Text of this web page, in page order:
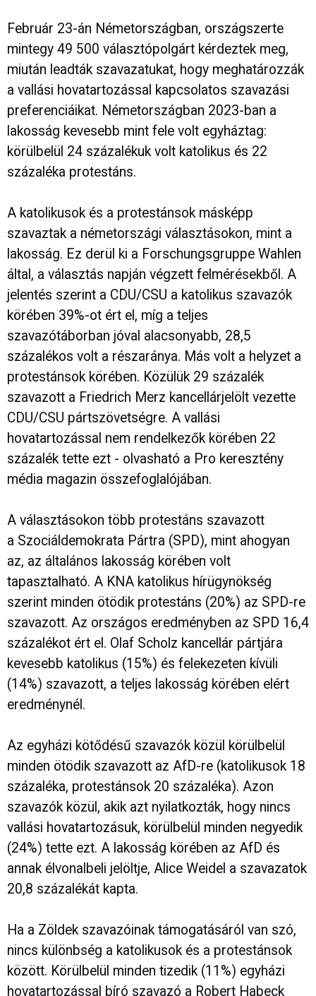
Február 23-án Németországban, országszerte
mintegy 49 500 választópolgárt kérdeztek meg,
miután leadták szavazatukat, hogy meghatározzák
a vallási hovatartozással kapcsolatos szavazási
preferenciáikat. Németországban 2023-ban a
lakosság kevesebb mint fele volt egyháztag:
körülbelül 24 százalékuk volt katolikus és 22
százaléka protestáns.
A katolikusok és a protestánsok másképp
szavaztak a németországi választásokon, mint a
lakosság. Ez derül ki a Forschungsgruppe Wahlen
által, a választás napján végzett felmérésekből. A
jelentés szerint a CDU/CSU a katolikus szavazók
körében 39%-ot ért el, míg a teljes
szavazótáborban jóval alacsonyabb, 28,5
százalékos volt a részaránya. Más volt a helyzet a
protestánsok körében. Közülük 29 százalék
szavazott a Friedrich Merz kancellárjelölt vezette
CDU/CSU pártszövetségre. A vallási
hovatartozással nem rendelkezők körében 22
százalék tette ezt - olvasható a Pro keresztény
média magazin összefoglalójában.
A választásokon több protestáns szavazott
a Szociáldemokrata Pártra (SPD), mint ahogyan
az, az általános lakosság körében volt
tapasztalható. A KNA katolikus hírügynökség
szerint minden ötödik protestáns (20%) az SPD-re
szavazott. Az országos eredményben az SPD 16,4
százalékot ért el. Olaf Scholz kancellár pártjára
kevesebb katolikus (15%) és felekezeten kívüli
(14%) szavazott, a teljes lakosság körében elért
eredménynél.
Az egyházi kötődésű szavazók közül körülbelül
minden ötödik szavazott az AfD-re (katolikusok 18
százaléka, protestánsok 20 százaléka). Azon
szavazók közül, akik azt nyilatkozták, hogy nincs
vallási hovatartozásuk, körülbelül minden negyedik
(24%) tette ezt. A lakosság körében az AfD és
annak élvonalbeli jelöltje, Alice Weidel a szavazatok
20,8 százalékát kapta.
Ha a Zöldek szavazóinak támogatásáról van szó,
nincs különbség a katolikusok és a protestánsok
között. Körülbelül minden tizedik (11%) egyházi
hovatartozással bíró szavazó a Robert Habeck